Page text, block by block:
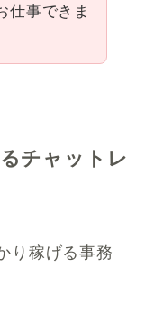
仕事できま
チャットレ
り稼げる事務